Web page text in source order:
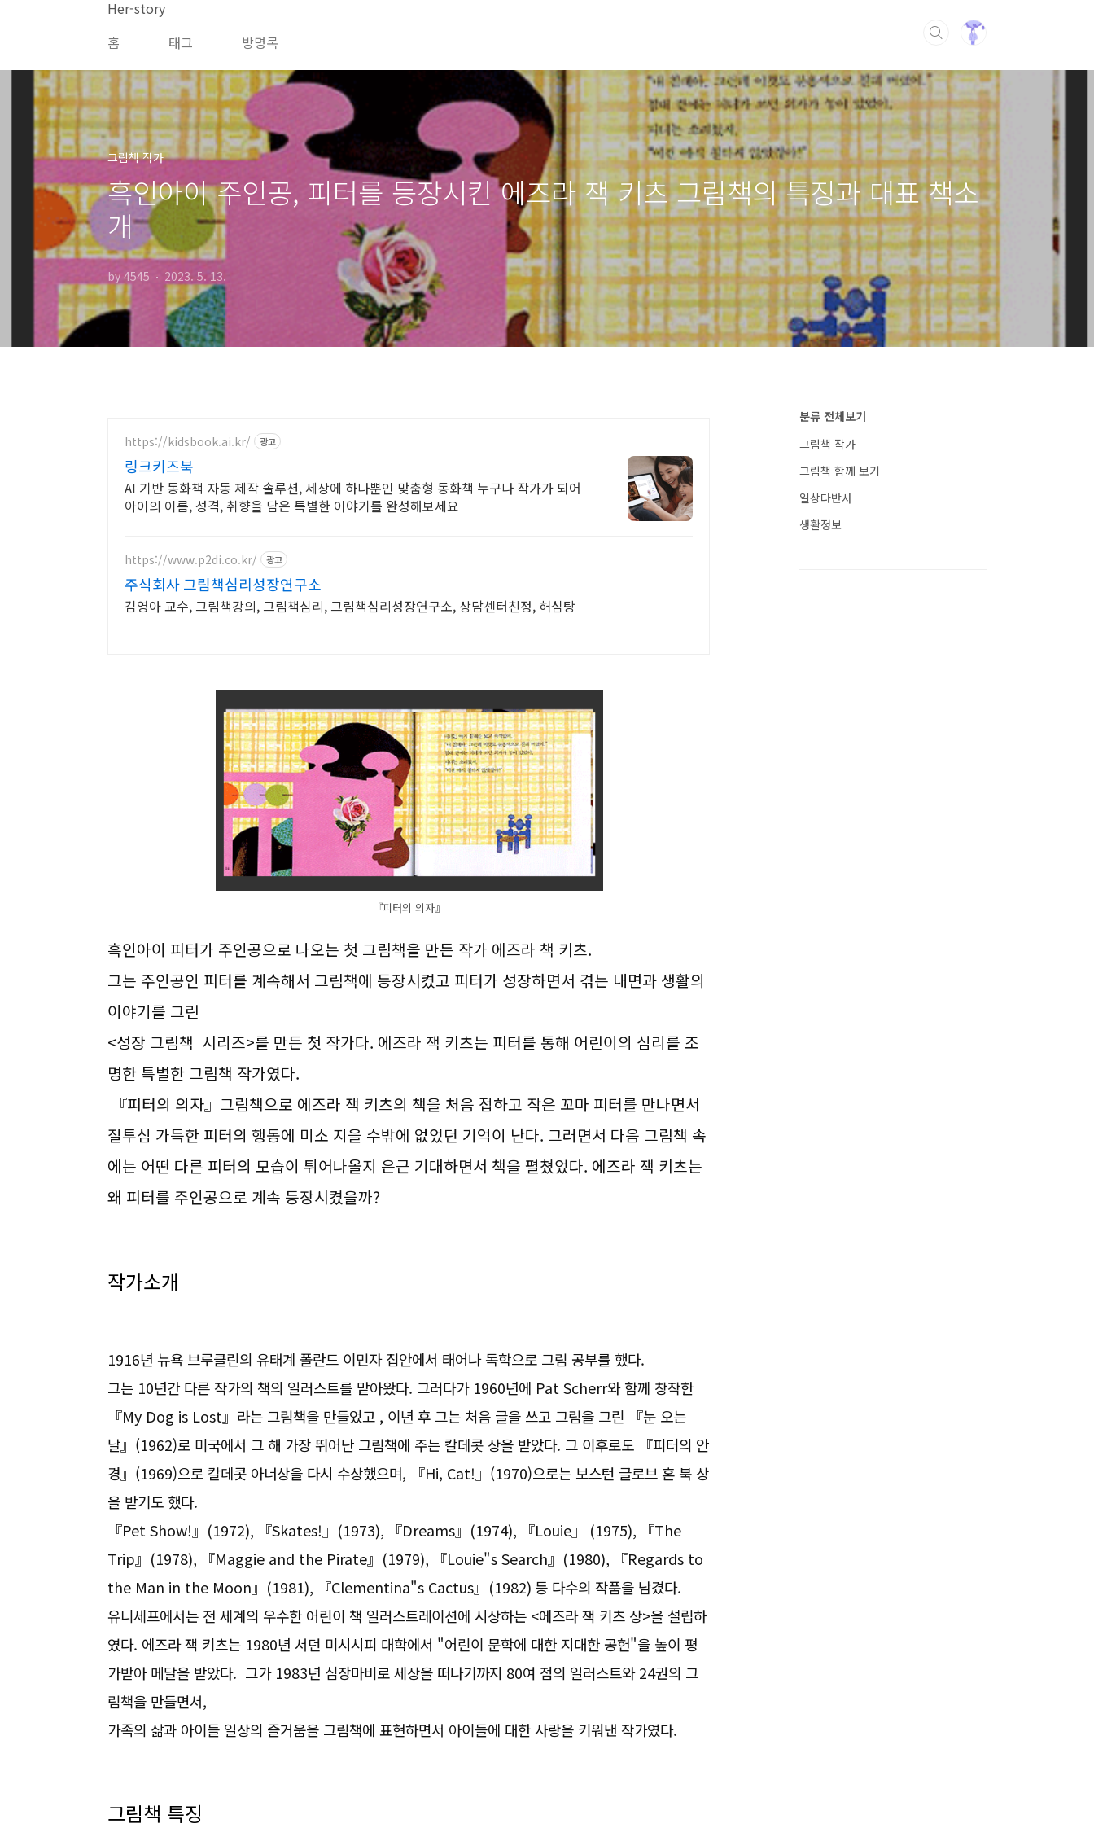
Her-story
홈
태그 방명록
그림책 작가
흑인아이 주인공, 피터를 등장시킨 에즈라 잭 키츠 그림책의 특징과 대표 책소
개
by 4545 2023. 5. 13.
https://kidsbook.ai.kr/ 광고
링크키즈북
AI 기반 동화책 자동 제작 솔루션, 세상에 하나뿐인 맞춤형 동화책 누구나 작가가 되어
아이의 이름, 성격, 취향을 담은 특별한 이야기를 완성해보세요
https://www.p2di.co.kr/ 광고
주식회사 그림책심리성장연구소
김영아 교수, 그림책강의, 그림책심리, 그림책심리성장연구소, 상담센터친정, 허심탕
『피터의 의자』
흑인아이 피터가 주인공으로 나오는 첫 그림책을 만든 작가 에즈라 책 키츠.
그는 주인공인 피터를 계속해서 그림책에 등장시켰고 피터가 성장하면서 겪는 내면과 생활의
이야기를 그린
<성장 그림책 시리즈>를 만든 첫 작가다. 에즈라 잭 키츠는 피터를 통해 어린이의 심리를 조
명한 특별한 그림책 작가였다.
『피터의 의자』그림책으로 에즈라 잭 키츠의 책을 처음 접하고 작은 꼬마 피터를 만나면서
질투심 가득한 피터의 행동에 미소 지을 수밖에 없었던 기억이 난다. 그러면서 다음 그림책 속
에는 어떤 다른 피터의 모습이 튀어나올지 은근 기대하면서 책을 펼쳤었다. 에즈라 잭 키츠는
왜 피터를 주인공으로 계속 등장시켰을까?
작가소개
1916년 뉴욕 브루클린의 유태계 폴란드 이민자 집안에서 태어나 독학으로 그림 공부를 했다.
그는 10년간 다른 작가의 책의 일러스트를 맡아왔다. 그러다가 1960년에 Pat Scherr와 함께 창작한
『My Dog is Lost』라는 그림책을 만들었고 , 이년 후 그는 처음 글을 쓰고 그림을 그린 『눈 오는
날』(1962)로 미국에서 그 해 가장 뛰어난 그림책에 주는 칼데콧 상을 받았다. 그 이후로도 『피터의 안
경』(1969)으로 칼데콧 아너상을 다시 수상했으며, 『Hi, Cat!』(1970)으로는 보스턴 글로브 혼 북 상
을 받기도 했다.
『Pet Show!』(1972), 『Skates!』(1973), 『Dreams』(1974), 『Louie』 (1975), 『The
Trip』(1978), 『Maggie and the Pirate』(1979), 『Louie"s Search』(1980), 『Regards to
the Man in the Moon』(1981), 『Clementina"s Cactus』(1982) 등 다수의 작품을 남겼다.
유니세프에서는 전 세계의 우수한 어린이 책 일러스트레이션에 시상하는 <에즈라 잭 키츠 상>을 설립하
였다. 에즈라 잭 키츠는 1980년 서던 미시시피 대학에서 "어린이 문학에 대한 지대한 공헌"을 높이 평
가받아 메달을 받았다. 그가 1983년 심장마비로 세상을 떠나기까지 80여 점의 일러스트와 24권의 그
림책을 만들면서,
가족의 삶과 아이들 일상의 즐거움을 그림책에 표현하면서 아이들에 대한 사랑을 키워낸 작가였다.
그림책 특징
분류 전체보기
그림책 작가
그림책 함께 보기
일상다반사
생활정보